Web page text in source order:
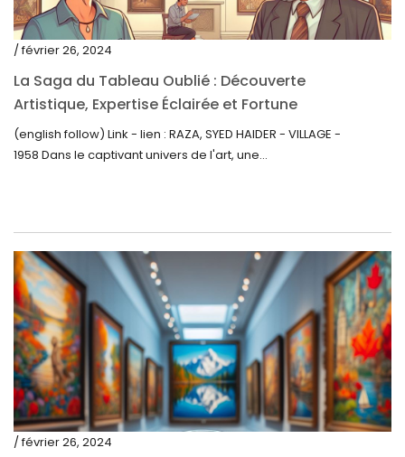
avril 2021
mars 2021
janvier 2021
décembre 2020
novembre 2020
septembre 2020
juillet 2020
juin 2020
mai 2020
mars 2020
février 2020
décembre 2019
/ février 26, 2024
La Saga du Tableau Oublié : Découverte
Artistique, Expertise Éclairée et Fortune
Inattendue
(english follow) Link - lien : RAZA, SYED HAIDER - VILLAGE -
1958 Dans le captivant univers de l'art, une...
/ février 26, 2024